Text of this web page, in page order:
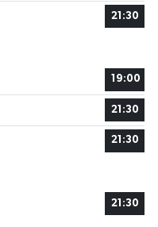
21:30
19:00
21:30
21:30
21:30